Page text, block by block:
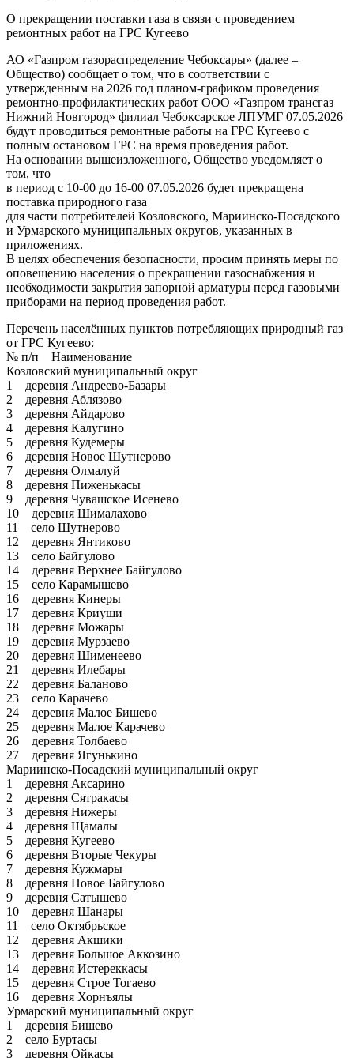
О прекращении поставки газа в связи с проведением
ремонтных работ на ГРС Кугеево
АО «Газпром газораспределение Чебоксары» (далее –
Общество) сообщает о том, что в соответствии с
утвержденным на 2026 год планом-графиком проведения
ремонтно-профилактических работ ООО «Газпром трансгаз
Нижний Новгород» филиал Чебоксарское ЛПУМГ 07.05.2026
будут проводиться ремонтные работы на ГРС Кугеево с
полным остановом ГРС на время проведения работ.
На основании вышеизложенного, Общество уведомляет о
том, что
в период с 10-00 до 16-00 07.05.2026 будет прекращена
поставка природного газа
для части потребителей Козловского, Мариинско-Посадского
и Урмарского муниципальных округов, указанных в
приложениях.
В целях обеспечения безопасности, просим принять меры по
оповещению населения о прекращении газоснабжения и
необходимости закрытия запорной арматуры перед газовыми
приборами на период проведения работ.
Перечень населённых пунктов потребляющих природный газ
от ГРС Кугеево:
№ п/п Наименование
Козловский муниципальный округ
1 деревня Андреево-Базары
2 деревня Аблязово
3 деревня Айдарово
4 деревня Калугино
5 деревня Кудемеры
6 деревня Новое Шутнерово
7 деревня Олмалуй
8 деревня Пиженькасы
9 деревня Чувашское Исенево
10 деревня Шималахово
11 село Шутнерово
12 деревня Янтиково
13 село Байгулово
14 деревня Верхнее Байгулово
15 село Карамышево
16 деревня Кинеры
17 деревня Криуши
18 деревня Можары
19 деревня Мурзаево
20 деревня Шименеево
21 деревня Илебары
22 деревня Баланово
23 село Карачево
24 деревня Малое Бишево
25 деревня Малое Карачево
26 деревня Толбаево
27 деревня Ягунькино
Мариинско-Посадский муниципальный округ
1 деревня Аксарино
2 деревня Сятракасы
3 деревня Нижеры
4 деревня Щамалы
5 деревня Кугеево
6 деревня Вторые Чекуры
7 деревня Кужмары
8 деревня Новое Байгулово
9 деревня Сатышево
10 деревня Шанары
11 село Октябрьское
12 деревня Акшики
13 деревня Большое Аккозино
14 деревня Истереккасы
15 деревня Строе Тогаево
16 деревня Хорнъялы
Урмарский муниципальный округ
1 деревня Бишево
2 село Буртасы
3 деревня Ойкасы